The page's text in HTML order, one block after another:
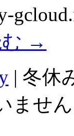
→
| 冬休
ません